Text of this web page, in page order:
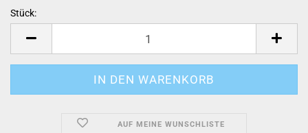
Stück:
AUF MEINE WUNSCHLISTE